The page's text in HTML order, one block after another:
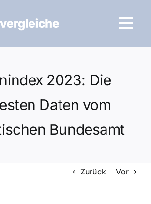
2023: Die
Daten vom
Bundesamt
Zurück Vor